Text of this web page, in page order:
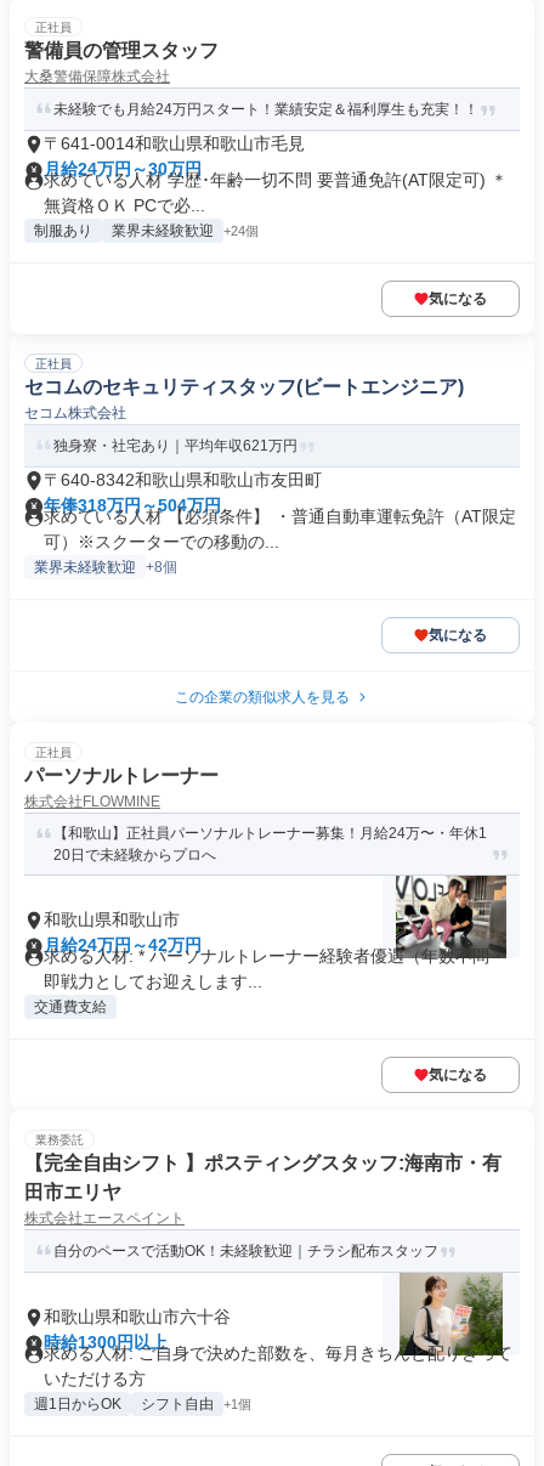
正社員
警備員の管理スタッフ
大桑警備保障株式会社
未経験でも月給24万円スタート！業績安定＆福利厚生も充実！！
〒641-0014和歌山県和歌山市毛見
月給24万円～30万円
求めている人材 学歴･年齢一切不問 要普通免許(AT限定可) ＊
無資格ＯＫ PCで必...
制服あり 業界未経験歓迎 +24個
気になる
正社員
セコムのセキュリティスタッフ(ビートエンジニア)
セコム株式会社
独身寮・社宅あり｜平均年収621万円
〒640-8342和歌山県和歌山市友田町
年俸318万円～504万円
求めている人材 【必須条件】 ・普通自動車運転免許（AT限定
可）※スクーターでの移動の...
業界未経験歓迎 +8個
気になる
この企業の類似求人を見る
正社員
パーソナルトレーナー
株式会社FLOWMINE
【和歌山】正社員パーソナルトレーナー募集！月給24万〜・年休1
20日で未経験からプロへ
和歌山県和歌山市
月給24万円～42万円
求める人材: * パーソナルトレーナー経験者優遇（年数不問・
即戦力としてお迎えします...
交通費支給
気になる
業務委託
【完全自由シフト 】ポスティングスタッフ:海南市・有
田市エリヤ
株式会社エースペイント
自分のペースで活動OK！未経験歓迎｜チラシ配布スタッフ
和歌山県和歌山市六十谷
時給1300円以上
求める人材: ご自身で決めた部数を、毎月きちんと配りきって
いただける方
週1日からOK シフト自由 +1個